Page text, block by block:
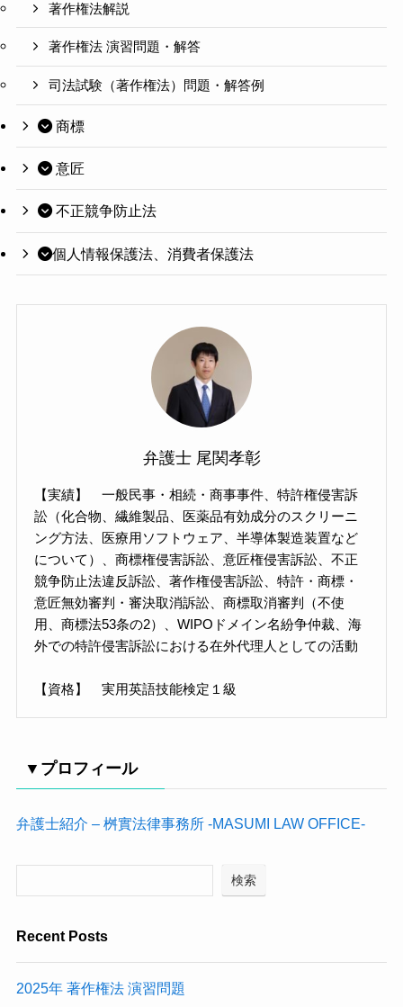
著作権法解説
著作権法 演習問題・解答
司法試験（著作権法）問題・解答例
商標
意匠
不正競争防止法
個人情報保護法、消費者保護法
弁護士 尾関孝彰
【実績】 一般民事・相続・商事事件、特許権侵害訴
訟（化合物、繊維製品、医薬品有効成分のスクリーニ
ング方法、医療用ソフトウェア、半導体製造装置など
について）、商標権侵害訴訟、意匠権侵害訴訟、不正
競争防止法違反訴訟、著作権侵害訴訟、特許・商標・
意匠無効審判・審決取消訴訟、商標取消審判（不使
用、商標法53条の2）、WIPOドメイン名紛争仲裁、海
外での特許侵害訴訟における在外代理人としての活動
【資格】 実用英語技能検定１級
▼プロフィール
弁護士紹介 – 桝實法律事務所 -MASUMI LAW OFFICE-
検索
Recent Posts
2025年 著作権法 演習問題